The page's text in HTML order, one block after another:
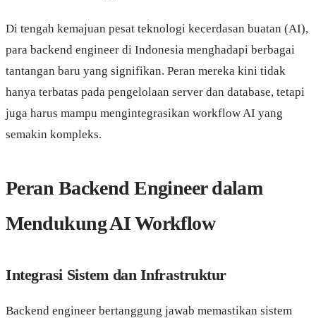
Di tengah kemajuan pesat teknologi kecerdasan buatan (AI),
para backend engineer di Indonesia menghadapi berbagai
tantangan baru yang signifikan. Peran mereka kini tidak
hanya terbatas pada pengelolaan server dan database, tetapi
juga harus mampu mengintegrasikan workflow AI yang
semakin kompleks.
Peran Backend Engineer dalam
Mendukung AI Workflow
Integrasi Sistem dan Infrastruktur
Backend engineer bertanggung jawab memastikan sistem